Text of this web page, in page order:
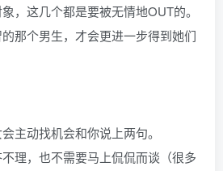
，这几个都是要被无情地OUT的。
那个男生，才会更进一步得到她们
主动找机会和你说上两句。
理，也不需要马上侃侃而谈（很多